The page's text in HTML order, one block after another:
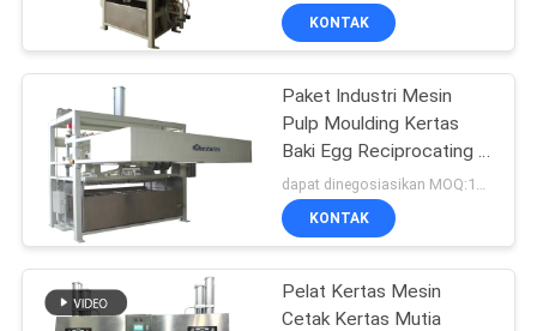
TAMPILAN
VR
TENTANG
KAMI
TUR
PABRIK
Kertas mesin Pulp
Molding
39
KONTAK
Paket Industri Mesin
Pulp Moulding Kertas
Baki Egg Reciprocating /
1 Silinder
KONTAK
Pelat Kertas Mesin
Cetak Kertas Mutia